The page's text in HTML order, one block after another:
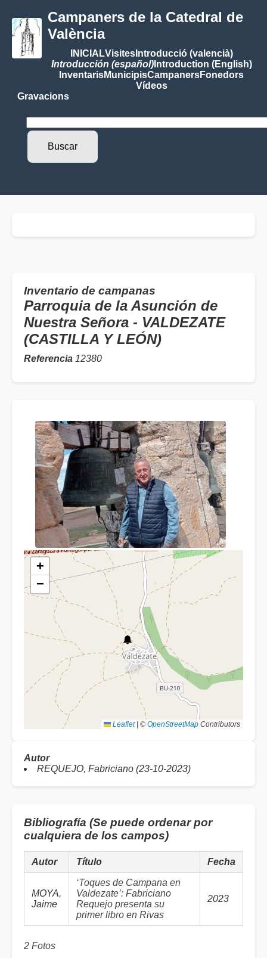
Campaners de la Catedral de
València
INICIALVisitesIntroducció (valencià)
Introducción (español)Introduction (English)
InventarisMunicipisCampanersFonedors
Vídeos
Gravacions
Inventario de campanas
Parroquia de la Asunción de
Nuestra Señora - VALDEZATE
(CASTILLA Y LEÓN)
Referencia 12380
+
−
Leaflet © OpenStreetMap Contributors
Autor
REQUEJO, Fabriciano (23-10-2023)
Bibliografía (Se puede ordenar por
cualquiera de los campos)
Autor Título Fecha
MOYA,
Jaime
‘Toques de Campana en
Valdezate’: Fabriciano
Requejo presenta su
primer libro en Rivas
2023
2 Fotos